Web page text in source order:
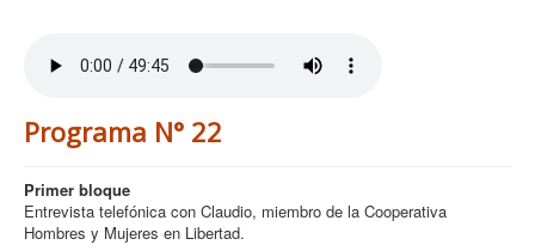
Programa N° 22
Primer bloque
Entrevista telefónica con Claudio, miembro de la Cooperativa
Hombres y Mujeres en Libertad.